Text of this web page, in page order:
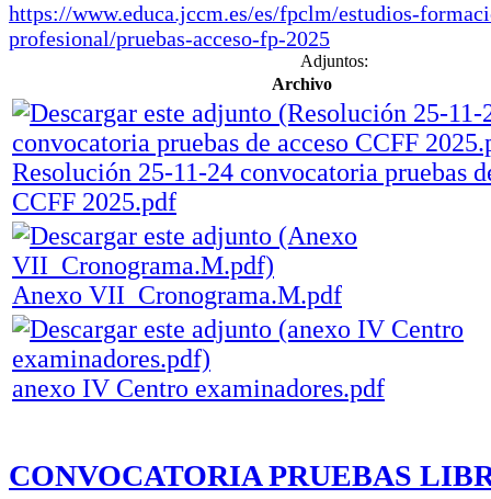
https://www.educa.jccm.es/es/fpclm/estudios-
profesional/pruebas-acceso-fp-2025
Adjuntos:
Archivo
Resolución 25-11-24 convocatoria pruebas
CCFF 2025.pdf
Anexo VII_Cronograma.M.pdf
anexo IV Centro examinadores.pdf
CONVOCATORIA PRUEBAS